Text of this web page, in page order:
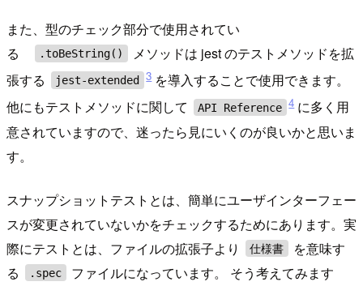
また、型のチェック部分で使用されてい
る
.toBeString()
メソッドは jest のテストメソッドを拡
張する
jest-extended 3を導入することで使用できます。
他にもテストメソッドに関して
API Reference 4に多く用
意されていますので、迷ったら見にいくのが良いかと思いま
す。
スナップショットテストとは、簡単にユーザインターフェー
スが変更されていないかをチェックするためにあります。実
際にテストとは、ファイルの拡張子より
仕様書
を意味す
る
.spec
ファイルになっています。 そう考えてみます